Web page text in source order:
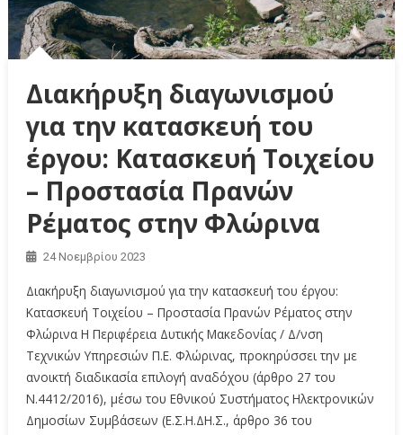
Διακήρυξη διαγωνισμού
για την κατασκευή του
έργου: Κατασκευή Τοιχείου
– Προστασία Πρανών
Ρέματος στην Φλώρινα
24 Νοεμβρίου 2023
Διακήρυξη διαγωνισμού για την κατασκευή του έργου:
Κατασκευή Τοιχείου – Προστασία Πρανών Ρέματος στην
Φλώρινα Η Περιφέρεια Δυτικής Μακεδονίας / Δ/νση
Τεχνικών Υπηρεσιών Π.Ε. Φλώρινας, προκηρύσσει την με
ανοικτή διαδικασία επιλογή αναδόχου (άρθρο 27 του
Ν.4412/2016), μέσω του Εθνικού Συστήματος Ηλεκτρονικών
Δημοσίων Συμβάσεων (Ε.Σ.Η.ΔΗ.Σ., άρθρο 36 του